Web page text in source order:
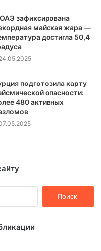
зафиксирована
майская жара —
достигла 50,4
24.05.2025
подготовила карту
опасности:
480 активных